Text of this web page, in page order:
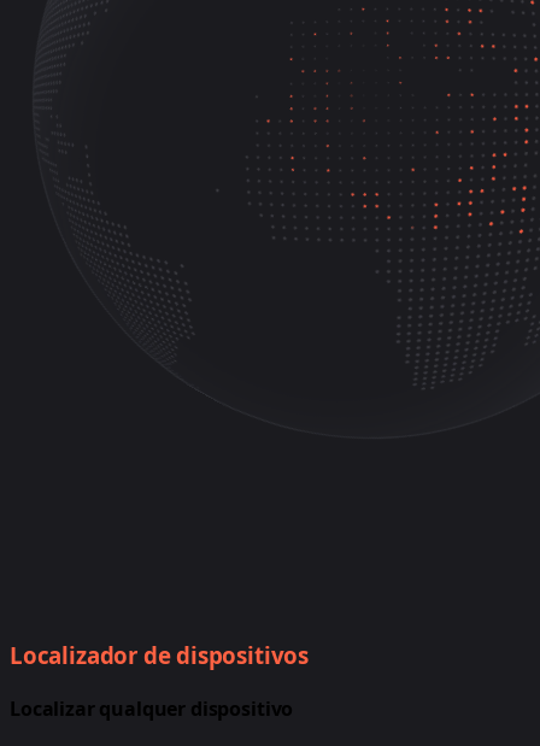
Localizador de dispositivos
Localizar qualquer dispositivo